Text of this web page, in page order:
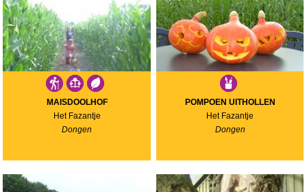
MAISDOOLHOF
Het Fazantje
Dongen
POMPOEN UITHOLLEN
Het Fazantje
Dongen